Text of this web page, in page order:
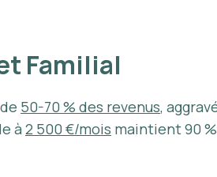
Familial
50-70 % des revenus,
à 2 500 €/mois maintient 90